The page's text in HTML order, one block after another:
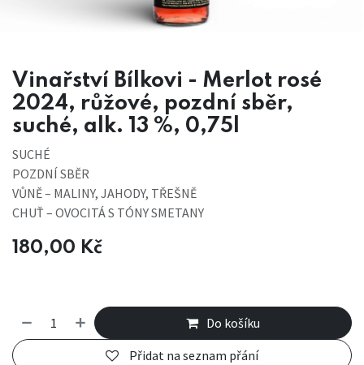
Vinařství Bílkovi - Merlot rosé
2024, růžové, pozdní sběr,
suché, alk. 13 %, 0,75l
SUCHÉ
POZDNÍ SBĚR
VŮNĚ – MALINY, JAHODY, TŘEŠNĚ
CHUŤ – OVOCITÁ S TÓNY SMETANY
180,00 Kč
Do košíku
Přidat na seznam přání